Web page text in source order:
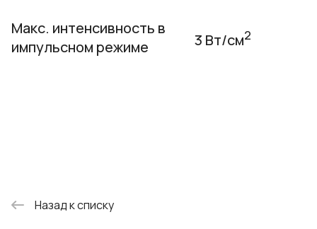
Макс. интенсивность в
импульсном режиме
3 Вт/cм2
Назад к списку